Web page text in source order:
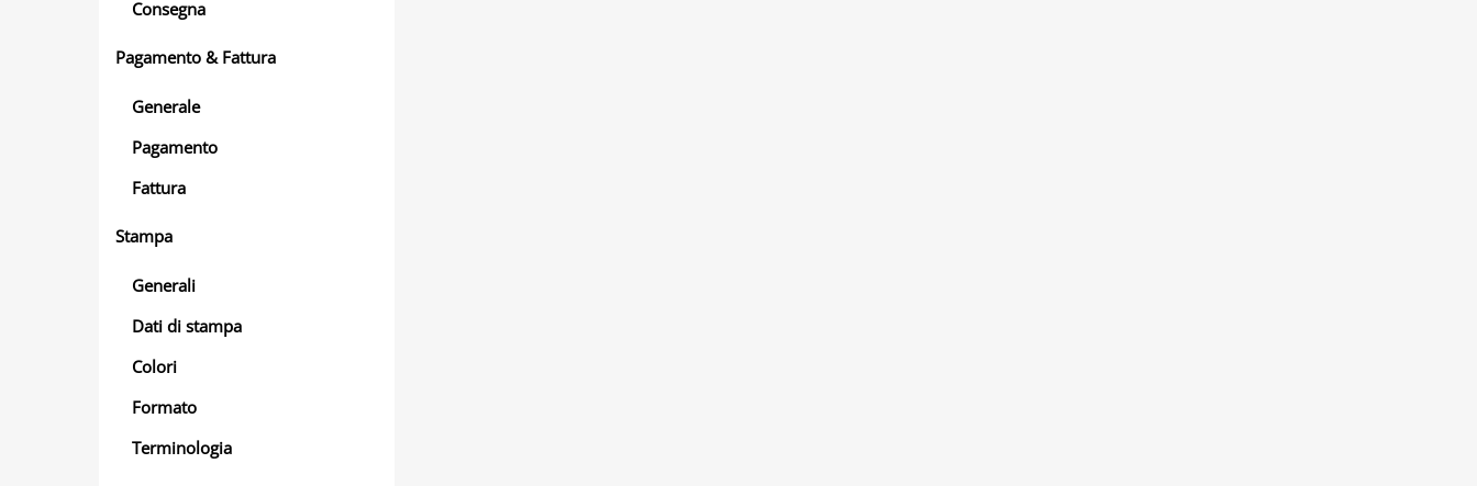
Consegna
Pagamento & Fattura
Generale
Pagamento
Fattura
Stampa
Generali
Dati di stampa
Colori
Formato
Terminologia